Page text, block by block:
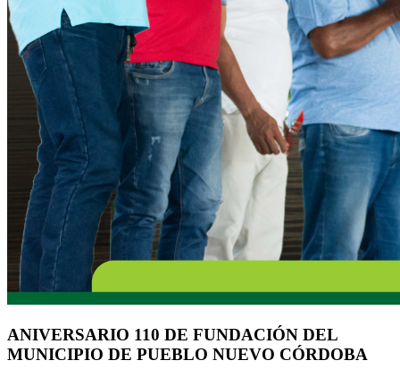
ANIVERSARIO 110 DE FUNDACIÓN DEL
MUNICIPIO DE PUEBLO NUEVO CÓRDOBA